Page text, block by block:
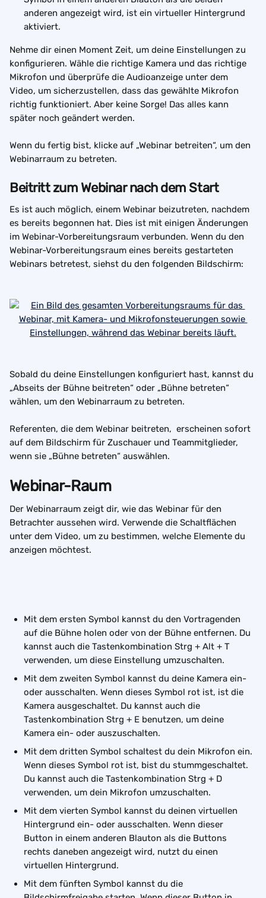
anderen angezeigt wird, ist ein virtueller Hintergrund
aktiviert.
Nehme dir einen Moment Zeit, um deine Einstellungen zu
konfigurieren. Wähle die richtige Kamera und das richtige
Mikrofon und überprüfe die Audioanzeige unter dem
Video, um sicherzustellen, dass das gewählte Mikrofon
richtig funktioniert. Aber keine Sorge! Das alles kann
später noch geändert werden.
Wenn du fertig bist, klicke auf „Webinar betreiten“, um den
Webinarraum zu betreten.
Beitritt zum Webinar nach dem Start
Es ist auch möglich, einem Webinar beizutreten, nachdem
es bereits begonnen hat. Dies ist mit einigen Änderungen
im Webinar-Vorbereitungsraum verbunden. Wenn du den
Webinar-Vorbereitungsraum eines bereits gestarteten
Webinars betretest, siehst du den folgenden Bildschirm:
Sobald du deine Einstellungen konfiguriert hast, kannst du
„Abseits der Bühne beitreten“ oder „Bühne betreten“
wählen, um den Webinarraum zu betreten.
Referenten, die dem Webinar beitreten,  erscheinen sofort
auf dem Bildschirm für Zuschauer und Teammitglieder,
wenn sie „Bühne betreten“ auswählen.
Webinar-Raum
Der Webinarraum zeigt dir, wie das Webinar für den
Betrachter aussehen wird. Verwende die Schaltflächen
unter dem Video, um zu bestimmen, welche Elemente du
anzeigen möchtest.
Mit dem ersten Symbol kannst du den Vortragenden
auf die Bühne holen oder von der Bühne entfernen. Du
kannst auch die Tastenkombination Strg + Alt + T
verwenden, um diese Einstellung umzuschalten.
Mit dem zweiten Symbol kannst du deine Kamera ein-
oder ausschalten. Wenn dieses Symbol rot ist, ist die
Kamera ausgeschaltet. Du kannst auch die
Tastenkombination Strg + E benutzen, um deine
Kamera ein- oder auszuschalten.
Mit dem dritten Symbol schaltest du dein Mikrofon ein.
Wenn dieses Symbol rot ist, bist du stummgeschaltet.
Du kannst auch die Tastenkombination Strg + D
verwenden, um dein Mikrofon umzuschalten.
Mit dem vierten Symbol kannst du deinen virtuellen
Hintergrund ein- oder ausschalten. Wenn dieser
Button in einem anderen Blauton als die Buttons
rechts daneben angezeigt wird, nutzt du einen
virtuellen Hintergrund.
Mit dem fünften Symbol kannst du die